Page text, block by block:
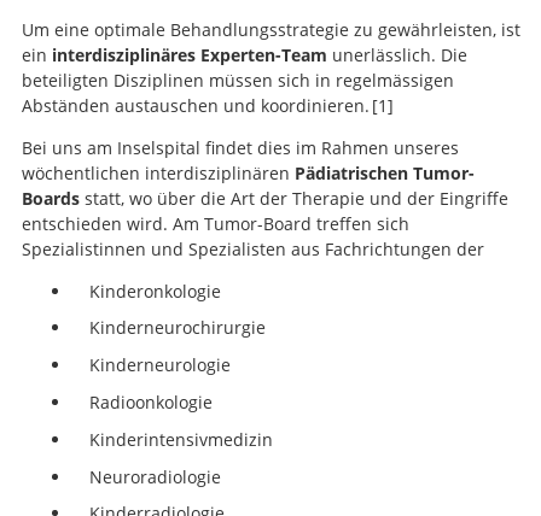
Um eine optimale Behandlungsstrategie zu gewährleisten, ist
ein interdisziplinäres Experten-Team unerlässlich. Die
beteiligten Disziplinen müssen sich in regelmässigen
Abständen austauschen und koordinieren. 1
doi:
10.3390/children9040498.
Bei uns am Inselspital findet dies im Rahmen unseres
wöchentlichen interdisziplinären Pädiatrischen Tumor-
Boardsstatt, wo über die Art der Therapie und der Eingriffe
entschieden wird. Am Tumor-Board treffen sich
Spezialistinnen und Spezialisten aus Fachrichtungen der
Kinderonkologie
Kinderneurochirurgie
Kinderneurologie
Radioonkologie
Kinderintensivmedizin
Neuroradiologie